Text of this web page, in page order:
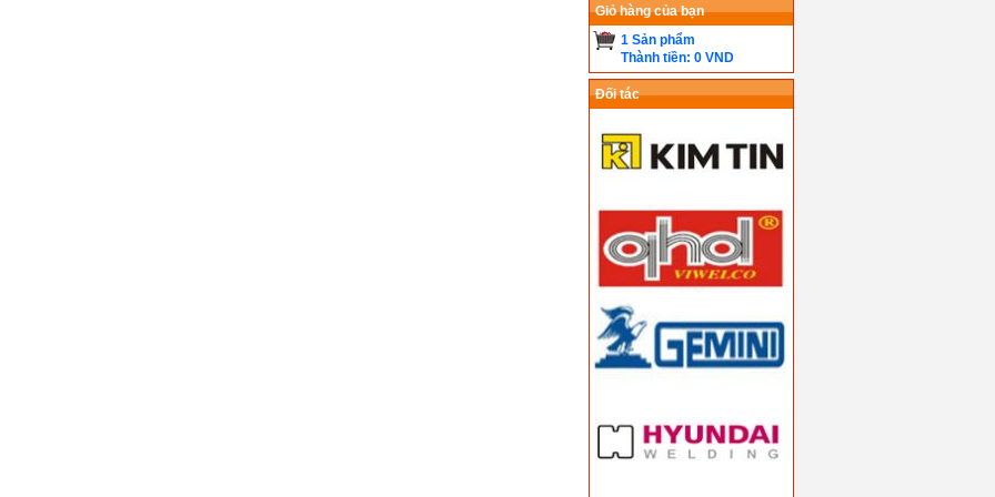
Giỏ hàng của bạn
1 Sản phẩm
Thành tiền: 0 VND
Đối tác